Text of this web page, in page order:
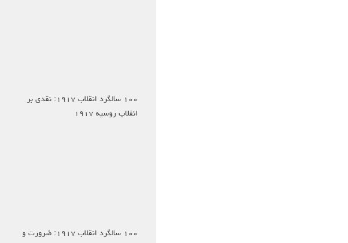
۱۰۰ سالگرد انقلاب ۱۹۱۷: نقدی بر
انقلاب روسیه ۱۹۱۷
۱۰۰ سالگرد انقلاب ۱۹۱۷: ضرورت و